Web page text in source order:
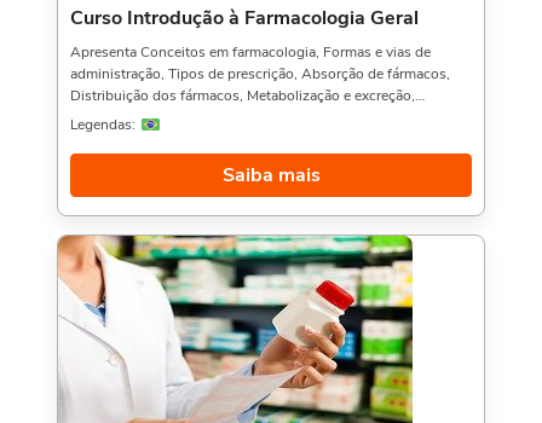
Curso Introdução à Farmacologia Geral
Apresenta Conceitos em farmacologia, Formas e vias de
administração, Tipos de prescrição, Absorção de fármacos,
Distribuição dos fármacos, Metabolização e excreção,
Receptores, Tipos de receptores e Regulação de
Farmacologia Aplicada à Odontologia,, Balconista de
Farmácia, e Farmacologia Geral,. Sobre a carga horária: O
Legendas:
Saiba mais